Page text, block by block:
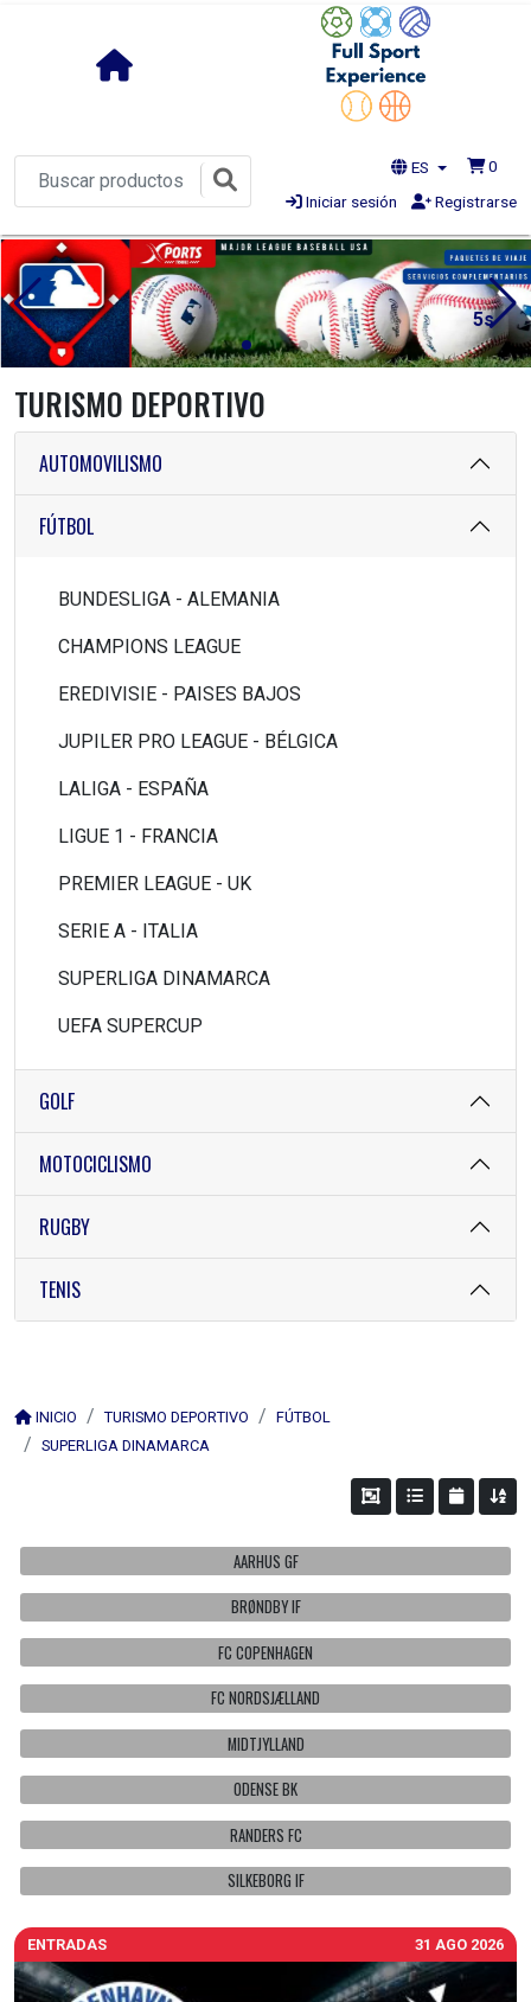
ES
0
Iniciar sesión
Registrarse
4s
TURISMO DEPORTIVO
AUTOMOVILISMO
FÚTBOL
BUNDESLIGA - ALEMANIA
CHAMPIONS LEAGUE
EREDIVISIE - PAISES BAJOS
JUPILER PRO LEAGUE - BÉLGICA
LALIGA - ESPAÑA
LIGUE 1 - FRANCIA
PREMIER LEAGUE - UK
SERIE A - ITALIA
SUPERLIGA DINAMARCA
UEFA SUPERCUP
GOLF
MOTOCICLISMO
RUGBY
TENIS
INICIO TURISMO DEPORTIVO
FÚTBOL
SUPERLIGA DINAMARCA
AARHUS GF
BRØNDBY IF
FC COPENHAGEN
FC NORDSJÆLLAND
MIDTJYLLAND
ODENSE BK
RANDERS FC
SILKEBORG IF
ENTRADAS 31 AGO 2026